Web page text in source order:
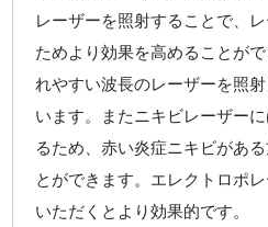
額
こめかみ
エクソソーム
レーザーを照射することで、
ためより効果を高めることが
れやすい波長のレーザーを照
います。またニキビレーザー
るため、赤い炎症ニキビがあ
とができます。エレクトロポ
いただくとより効果的です。